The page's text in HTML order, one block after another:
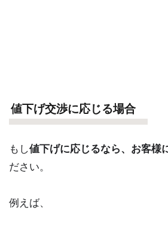
値下げ交渉に応じる場合
もし値下げに応じるなら、お客様
ださい。
例えば、